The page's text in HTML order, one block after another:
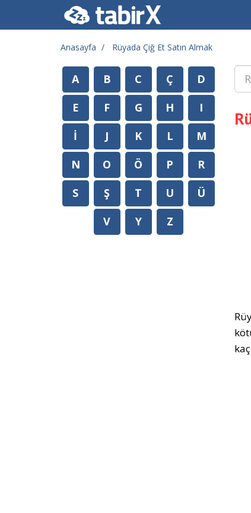
Anasayfa Rüyada Çiğ Et Satın Almak
A B C Ç
D
E
F G H
I
İ
J K L
M
N
O Ö P
R
S
Ş T U
Ü
V
Y Z